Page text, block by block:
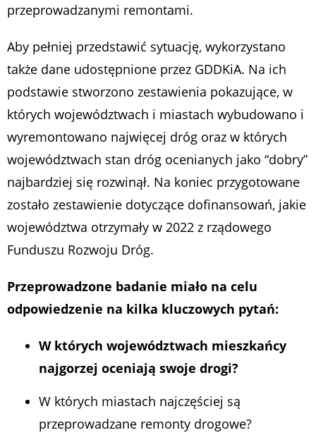
przeprowadzanymi remontami.
Aby pełniej przedstawić sytuację, wykorzystano
także dane udostępnione przez GDDKiA. Na ich
podstawie stworzono zestawienia pokazujące, w
których województwach i miastach wybudowano i
wyremontowano najwięcej dróg oraz w których
województwach stan dróg ocenianych jako “dobry”
najbardziej się rozwinął. Na koniec przygotowane
zostało zestawienie dotyczące dofinansowań, jakie
województwa otrzymały w 2022 z rządowego
Funduszu Rozwoju Dróg.
Przeprowadzone badanie miało na celu
odpowiedzenie na kilka kluczowych pytań:
W których województwach mieszkańcy
najgorzej oceniają swoje drogi?
W których miastach najczęściej są
przeprowadzane remonty drogowe?